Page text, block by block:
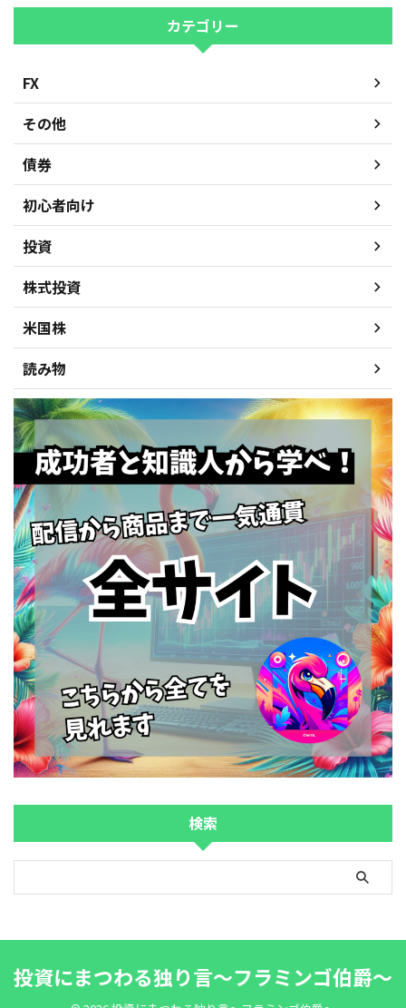
カテゴリー
FX
その他
債券
初心者向け
投資
株式投資
米国株
読み物
検索
投資にまつわる独り言～フラミンゴ伯爵～